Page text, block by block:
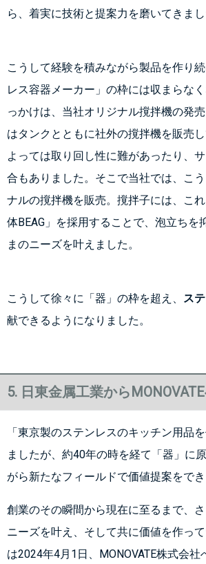
ら、着実に技術と提案力を磨いてきまし
こうして経験を積みながら製品を作り
レス容器メーカー」の枠には収まらな
っかけは、当社オリジナル撹拌機の発
はタンクとともに社外の撹拌機を販売
よっては取り回し性に難があったり、
合もありました。そこで当社では、こ
ナルの撹拌機を販売。撹拌子には、こ
体BEAG」を採用することで、泡立ち
まのニーズを叶えました。
こうして徐々に「器」の枠を超え、 ス
献できるようになりました。
5. 日東金属工業から
「東京製のステンレスのキッチン用品
ましたが、約40年の時を経て「器」に
がら新たなフィールドで価値提案をで
創業のその瞬間から現在に至るまで、
ニーズを叶え、そして共に価値を作っ
は2024年4月1日、MONOVATE株式会